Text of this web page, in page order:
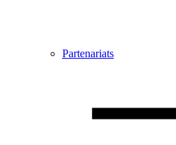
Partenariats